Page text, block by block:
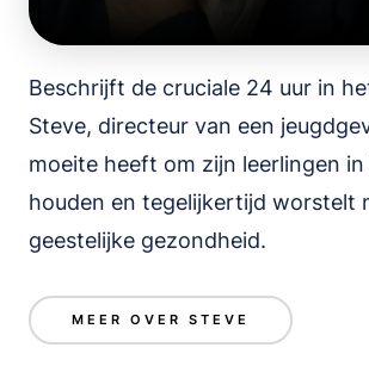
Beschrijft de cruciale 24 uur in
Steve, directeur van een
moeite heeft om zijn leerlingen
houden en tegelijkertijd worstelt
geestelijke gezondheid.
MEER OVER STEVE